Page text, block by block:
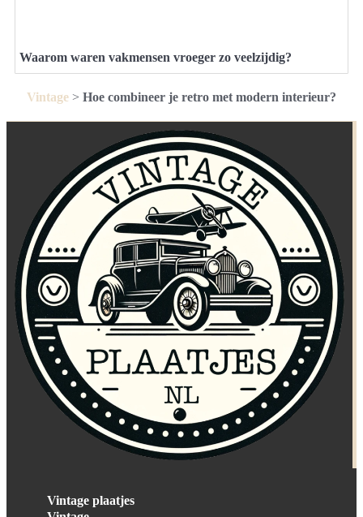
Waarom waren vakmensen vroeger zo veelzijdig?
Vintage > Hoe combineer je retro met modern interieur?
Vintage plaatjes